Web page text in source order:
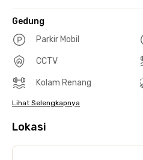
Gedung
Parkir Mobil
CCTV
Kolam Renang
Lihat Selengkapnya
Lokasi